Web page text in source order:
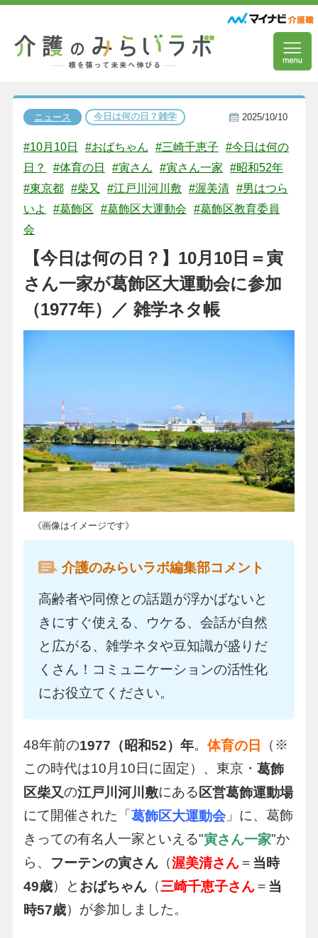
ニュース 今日は何の日？雑学 2025/10/10
#10月10日 #おばちゃん #三崎千恵子
#今日は何の
日？
#体育の日 #寅さん #寅さん一家
#昭和52年
#東京都 #柴又 #江戸川河川敷 #渥美清 #男はつら
いよ
#葛飾区 #葛飾区大運動会
#葛飾区教育委員
会
【今日は何の日？】10月10日＝寅
さん一家が葛飾区大運動会に参加
（1977年）／ 雑学ネタ帳
《画像はイメージです》
介護のみらいラボ編集部コメント
高齢者や同僚との話題が浮かばないと
きにすぐ使える、ウケる、会話が自然
と広がる、雑学ネタや豆知識が盛りだ
くさん！コミュニケーションの活性化
にお役立てください。
48年前の1977（昭和52）年。 体育の日
（※
この時代は10月10日に固定）、東京・ 葛飾
区柴又の江戸川河川敷にある 区営葛飾運動場
にて開催された「 葛飾区大運動会」に、葛飾
きっての有名人一家といえる"寅さん一家"か
ら、 フーテンの寅さん（渥美清さん＝ 当時
49歳）と おばちゃん（三崎千恵子さん＝ 当
時57歳）が参加しました。